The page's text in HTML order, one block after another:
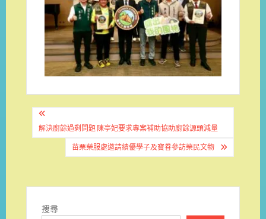
文
章解決廚餘過剩問題 陳亭妃要求專案補助協助廚餘源頭減量
苗栗榮服處邀請績優學子及寶眷參訪榮民文物
搜尋